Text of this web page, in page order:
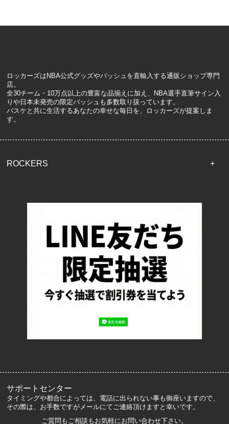
ロッカーズはNBA公式グッズやバッシュを直輸入する通販ショップ専門
店。
全30チーム・10万点以上の豊富な品揃えに加え、NBA選手直筆サイン入
りや日本未発売の限定バッシュも多数取り扱っています。
バスケと共に生活するあなたの幸せな毎日を、ロッカーズが提案しま
す。
ROCKERS
配送・送料について
返品について
お支払い方法について
特定商取引法に基づく表記
プライバシーポリシー
ロッカーズについて
サポートセンター
タイミングや都合によっては、電話に出られない事も御座いますので、
その際は、お手数ですがメールにてご連絡頂けますと幸いです。
ご質問もご相談もお気軽にお問い合わせ下さい。